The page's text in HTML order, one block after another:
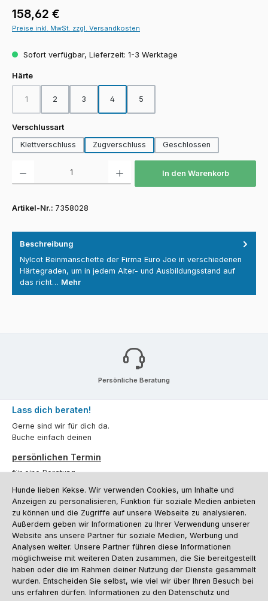
Regulärer Preis:
158,62 €
Preise inkl. MwSt. zzgl. Versandkosten
Sofort verfügbar, Lieferzeit: 1-3 Werktage
Härteauswählen
1
(Diese Option ist zurzeit nicht verfügbar.)
2 3 4 5
Verschlussartauswählen
Klettverschluss
Zugverschluss Geschlossen
In den Warenkorb
Artikel-Nr.: 7358028
Beschreibung
Nylcot Beinmanschette der Firma Euro Joe in verschiedenen
Härtegraden, um in jedem Alter- und Ausbildungsstand auf
das richt… Mehr
Persönliche Beratung
Lass dich beraten!
Gerne sind wir für dich da.
Buche einfach deinen
persönlichen Termin
für eine Beratung.
Oder über unserKontaktformular.
Vertrag widerrufen
Kundenservice
Informationen
Hunde lieben Kekse. Wir verwenden Cookies, um Inhalte und
Anzeigen zu personalisieren, Funktion für soziale Medien anbieten
zu können und die Zugriffe auf unsere Webseite zu analysieren.
Außerdem geben wir Informationen zu Ihrer Verwendung unserer
Website ans unsere Partner für soziale Medien, Werbung und
Analysen weiter. Unsere Partner führen diese Informationen
möglichweise mit weiteren Daten zusammen, die Sie bereitgestellt
haben oder die im Rahmen deiner Nutzung der Dienste gesammelt
wurden. Entscheiden Sie selbst, wie viel wir über Ihren Besuch bei
uns erfahren dürfen. Informationen zu den Datenschutz und